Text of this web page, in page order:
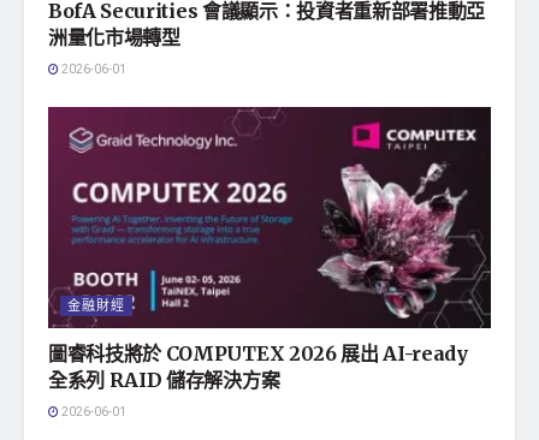
BofA Securities 會議顯示：投資者重新部署推動亞
洲量化市場轉型
2026-06-01
金融財經
圖睿科技將於 COMPUTEX 2026 展出 AI-ready
全系列 RAID 儲存解決方案
2026-06-01